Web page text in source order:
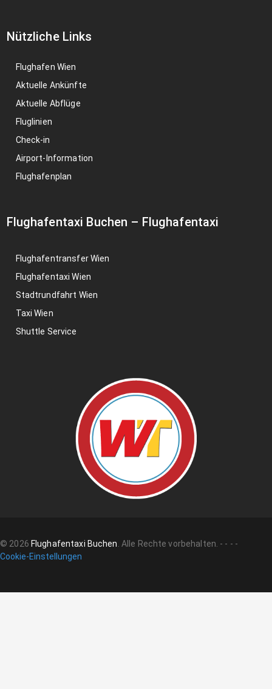
Nützliche Links
Flughafen Wien
Aktuelle Ankünfte
Aktuelle Abflüge
Fluglinien
Check-in
Airport-Information
Flughafenplan
Flughafentaxi Buchen – Flughafentaxi
Flughafentransfer Wien
Flughafentaxi Wien
Stadtrundfahrt Wien
Taxi Wien
Shuttle Service
© 2026 Flughafentaxi Buchen. Alle Rechte vorbehalten. - - - -
Cookie-Einstellungen